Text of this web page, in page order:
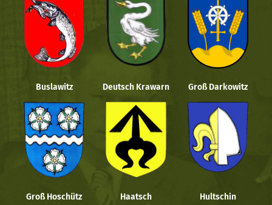
Buslawitz Deutsch Krawarn Groß Darkowitz
Groß Hoschütz Haatsch Hultschin